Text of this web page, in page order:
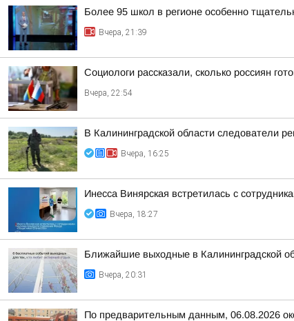
Более 95 школ в регионе особенно
Вчера, 21:39
Социологи рассказали, сколько россиян
Вчера, 22:54
В Калининградской области следователи
Вчера, 16:25
Инесса Винярская встретилась с
Вчера, 18:27
Ближайшие выходные в Калининградской
Вчера, 20:31
По предварительным данным, 06.08.2026